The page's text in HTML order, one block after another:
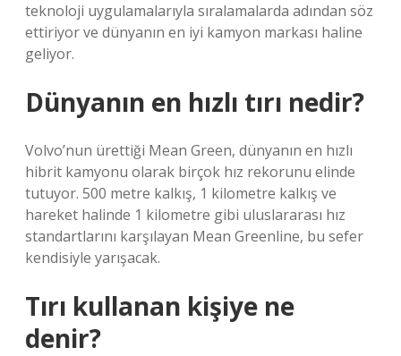
teknoloji uygulamalarıyla sıralamalarda adından söz
ettiriyor ve dünyanın en iyi kamyon markası haline
geliyor.
Dünyanın en hızlı tırı nedir?
Volvo’nun ürettiği Mean Green, dünyanın en hızlı
hibrit kamyonu olarak birçok hız rekorunu elinde
tutuyor. 500 metre kalkış, 1 kilometre kalkış ve
hareket halinde 1 kilometre gibi uluslararası hız
standartlarını karşılayan Mean Greenline, bu sefer
kendisiyle yarışacak.
Tırı kullanan kişiye ne
denir?